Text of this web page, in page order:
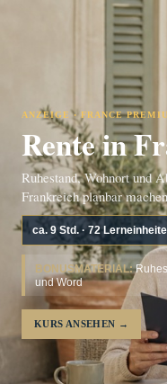
ANZEIGE · FRANCE
Rente in
Ruhestand, Wohnort und
Frankreich planbar
ca. 9 Std. · 72
BONUSMATERIAL:
und Word
KURS ANSEHEN →